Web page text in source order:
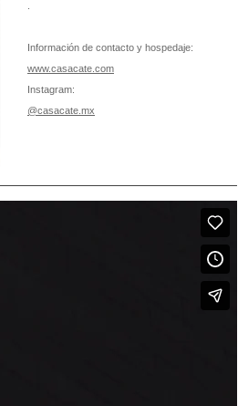
Información de contacto y hospedaje:
www.casacate.com
Instagram:
@casacate.mx